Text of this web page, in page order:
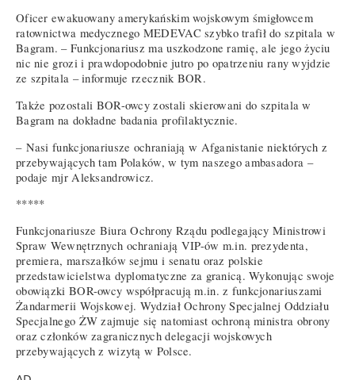
Oficer ewakuowany amerykańskim wojskowym śmigłowcem
ratownictwa medycznego MEDEVAC szybko trafił do szpitala w
Bagram. – Funkcjonariusz ma uszkodzone ramię, ale jego życiu
nic nie grozi i prawdopodobnie jutro po opatrzeniu rany wyjdzie
ze szpitala – informuje rzecznik BOR.
Także pozostali BOR-owcy zostali skierowani do szpitala w
Bagram na dokładne badania profilaktycznie.
– Nasi funkcjonariusze ochraniają w Afganistanie niektórych z
przebywających tam Polaków, w tym naszego ambasadora –
podaje mjr Aleksandrowicz.
*****
Funkcjonariusze Biura Ochrony Rządu podlegający Ministrowi
Spraw Wewnętrznych ochraniają VIP-ów m.in. prezydenta,
premiera, marszałków sejmu i senatu oraz polskie
przedstawicielstwa dyplomatyczne za granicą. Wykonując swoje
obowiązki BOR-owcy współpracują m.in. z funkcjonariuszami
Żandarmerii Wojskowej. Wydział Ochrony Specjalnej Oddziału
Specjalnego ŻW zajmuje się natomiast ochroną ministra obrony
oraz członków zagranicznych delegacji wojskowych
przebywających z wizytą w Polsce.